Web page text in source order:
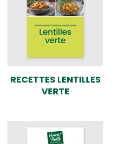
RECETTES LENTILLES
VERTE